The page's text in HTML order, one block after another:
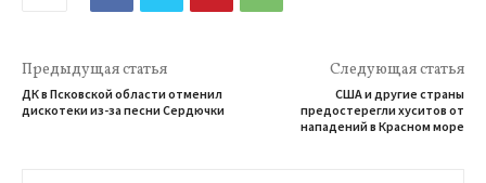
Предыдущая статья
ДК в Псковской области отменил
дискотеки из-за песни Сердючки
Следующая статья
США и другие страны
предостерегли хуситов от
нападений в Красном море